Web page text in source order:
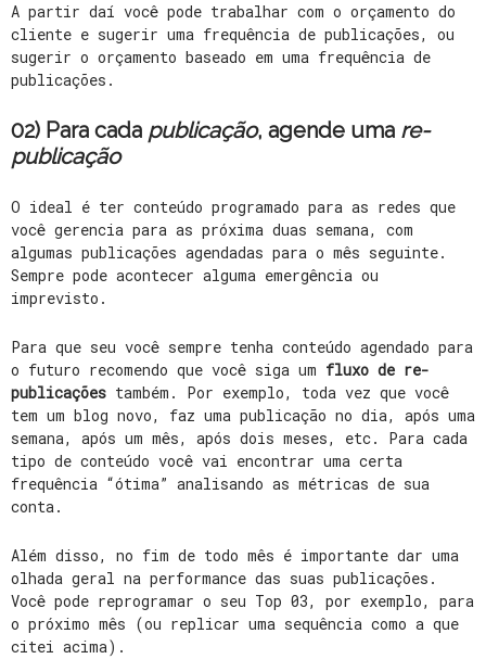
A partir daí você pode trabalhar com o orçamento do
cliente e sugerir uma frequência de publicações, ou
sugerir o orçamento baseado em uma frequência de
publicações.
02) Para cada publicação, agende uma re-
publicação
O ideal é ter conteúdo programado para as redes que
você gerencia para as próxima duas semana, com
algumas publicações agendadas para o mês seguinte.
Sempre pode acontecer alguma emergência ou
imprevisto.
Para que seu você sempre tenha conteúdo agendado para
o futuro recomendo que você siga um fluxo de re-
publicações também. Por exemplo, toda vez que você
tem um blog novo, faz uma publicação no dia, após uma
semana, após um mês, após dois meses, etc. Para cada
tipo de conteúdo você vai encontrar uma certa
frequência “ótima” analisando as métricas de sua
conta.
Além disso, no fim de todo mês é importante dar uma
olhada geral na performance das suas publicações.
Você pode reprogramar o seu Top 03, por exemplo, para
o próximo mês (ou replicar uma sequência como a que
citei acima).